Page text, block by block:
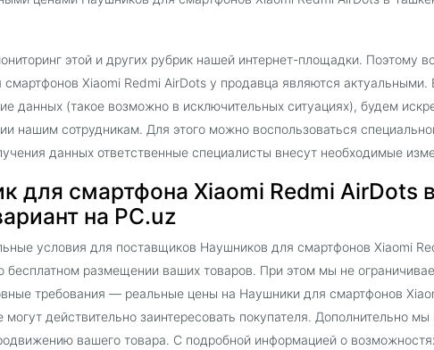
этой и других рубрик нашей интернет-площадки. Поэтому
Xiaomi Redmi AirDots у продавца являются актуальными.
данных (такое возможно в исключительных ситуациях), будем
нашим сотрудникам. Для этого можно воспользоваться
данных ответственные специалисты внесут необходимые
для смартфона Xiaomi Redmi AirDots
на PC.uz
условия для поставщиков Наушников для смартфонов Xiaomi
бесплатном размещении ваших товаров. При этом мы не
требования — реальные цены на Наушники для смартфонов
действительно заинтересовать покупателя. Дополнительно
вашего товара. С подробной информацией о